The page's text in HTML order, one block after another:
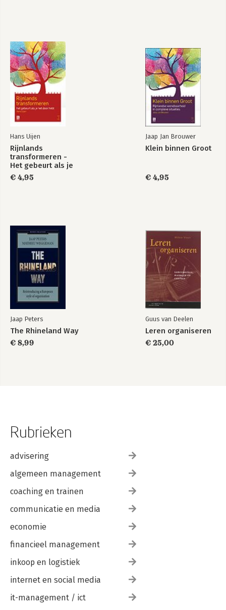
Bekijk alle boeken
Hans Uijen
Rijnlands
transformeren -
Het gebeurt als je
het door hebt (deel
4)
€ 4,95
Jaap Jan Brouwer
Klein binnen Groot
€ 4,95
Jaap Peters
The Rhineland Way
€ 8,99
Guus van Deelen
Leren organiseren
€ 25,00
Rubrieken
advisering
algemeen management
coaching en trainen
communicatie en media
economie
financieel management
inkoop en logistiek
internet en social media
it-management / ict